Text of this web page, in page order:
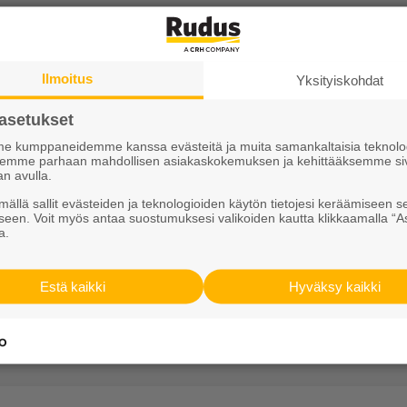
sekä talon maarakennusmateriaaliksi.
eri raekokoihin useisiin
hiekkalaatikoihin, sekä turvahiekkaa
Lisäksi hiekasta voidaan seuloa koristekiveksi
kantaviin kerroksiin sekä muihin täyttöihin.
puolestaan teiden, katujen ja erilaisten väylien
liiketoiminta-
Ilmoitus Yksityiskohdat
kumppaneidemme kanssa evästeitä ja muita samankaltaisia
parhaan mahdollisen asiakaskokemuksen ja kehittääksemme
avulla.
sallit evästeiden ja teknologioiden käytön tietojesi keräämiseen
Voit myös antaa suostumuksesi valikoiden kautta klikkaamalla
Hyväksy kaikki
Estä kaikki